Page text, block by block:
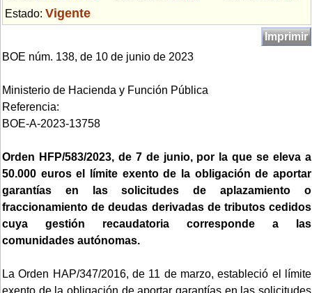
Estado: Vigente
Imprimir
BOE núm. 138, de 10 de junio de 2023
Ministerio de Hacienda y Función Pública
Referencia:
BOE-A-2023-13758
Orden HFP/583/2023, de 7 de junio, por la que se eleva a
50.000 euros el límite exento de la obligación de aportar
garantías en las solicitudes de aplazamiento o
fraccionamiento de deudas derivadas de tributos cedidos
cuya gestión recaudatoria corresponde a las
comunidades autónomas.
La Orden HAP/347/2016, de 11 de marzo, estableció el límite
exento de la obligación de aportar garantías en las solicitudes